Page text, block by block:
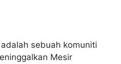
sebuah komuniti
Mesir